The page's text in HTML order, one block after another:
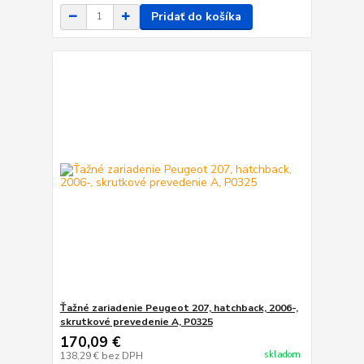
Pridať do košíka
Ťažné zariadenie Peugeot 207, hatchback, 2006-,
skrutkové prevedenie A, P0325
170,09 €
138,29 € bez DPH skladom